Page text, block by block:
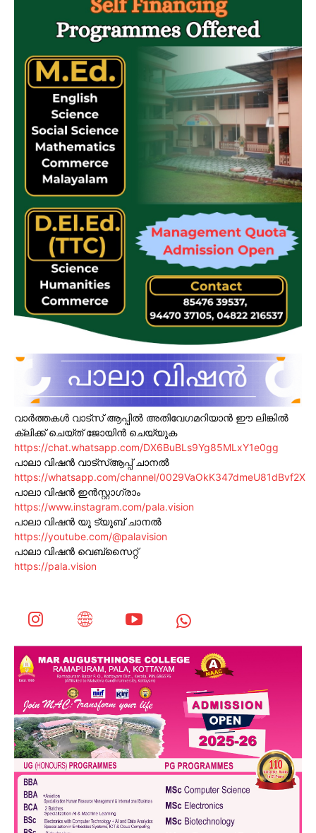
വാർത്തകൾ വാട്സ് ആപ്പിൽ അതിവേഗമറിയാൻ ഈ ലിങ്കിൽ
ക്ലിക്ക് ചെയ്ത് ജോയിൻ ചെയ്യുക
https://chat.whatsapp.com/DX6BuBLs9Yg85MLxY1e0gg
പാലാ വിഷൻ വാട്സ്ആപ്പ് ചാനൽ
https://whatsapp.com/channel/0029VaOkK347dmeU81dBvf2X
പാലാ വിഷൻ ഇൻസ്റ്റാഗ്രാം
https://www.instagram.com/pala.vision
പാലാ വിഷൻ യൂ ട്യൂബ് ചാനൽ
https://youtube.com/@palavision
പാലാ വിഷൻ വെബ്സൈറ്റ്
https://pala.vision